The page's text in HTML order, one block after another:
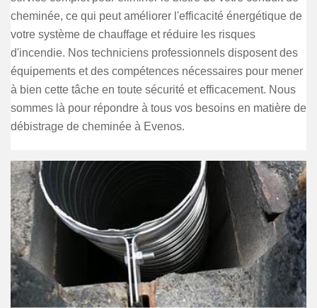
cheminée, ce qui peut améliorer l'efficacité énergétique de
votre système de chauffage et réduire les risques
d'incendie. Nos techniciens professionnels disposent des
équipements et des compétences nécessaires pour mener
à bien cette tâche en toute sécurité et efficacement. Nous
sommes là pour répondre à tous vos besoins en matière de
débistrage de cheminée à Evenos.